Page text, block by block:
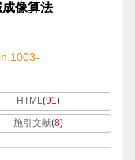
像算法
HTML(91)
施引文献(8)